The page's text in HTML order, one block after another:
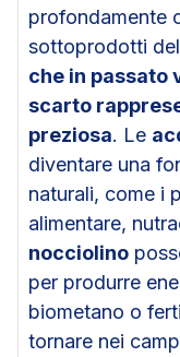
profondamente
sottoprodotti
che in passato
scarto
preziosa. Le
diventare una
naturali, come i
alimentare,
nocciolino
per produrre
biometano o
tornare nei